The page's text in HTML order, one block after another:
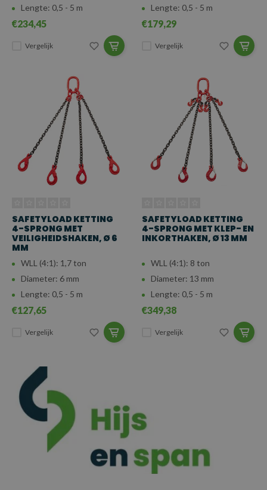
Lengte: 0,5 - 5 m
€234,45
Vergelijk
Lengte: 0,5 - 5 m
€179,29
Vergelijk
SAFETYLOAD KETTING
4-SPRONG MET
VEILIGHEIDSHAKEN, Ø 6
MM
WLL (4:1): 1,7 ton
Diameter: 6 mm
Lengte: 0,5 - 5 m
€127,65
Vergelijk
SAFETYLOAD KETTING
4-SPRONG MET KLEP- EN
INKORTHAKEN, Ø 13 MM
WLL (4:1): 8 ton
Diameter: 13 mm
Lengte: 0,5 - 5 m
€349,38
Vergelijk